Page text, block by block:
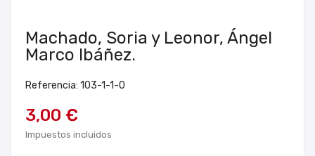
Machado, Soria y Leonor, Ángel
Marco Ibáñez.
Referencia: 103-1-1-0
3,00 €
Impuestos incluidos